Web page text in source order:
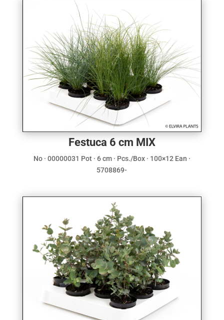
Festuca 6 cm MIX
No · 00000031 Pot · 6 cm · Pcs./Box · 100×12 Ean ·
5708869-